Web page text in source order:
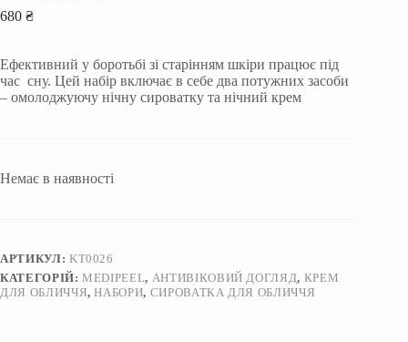
680 ₴
Ефективний у боротьбі зі старінням шкіри працює під
час сну. Цей набір включає в себе два потужних засоби
– омолоджуючу нічну сироватку та нічний крем
Немає в наявності
АРТИКУЛ: KT0026
КАТЕГОРІЙ:MEDIPEEL, АНТИВІКОВИЙ ДОГЛЯД, КРЕМ
ДЛЯ ОБЛИЧЧЯ,НАБОРИ, СИРОВАТКА ДЛЯ ОБЛИЧЧЯ